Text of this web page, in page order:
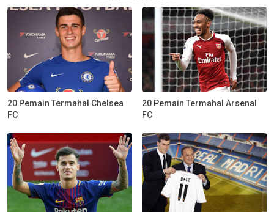
20 Pemain Termahal Chelsea
FC
20 Pemain Termahal Arsenal
FC